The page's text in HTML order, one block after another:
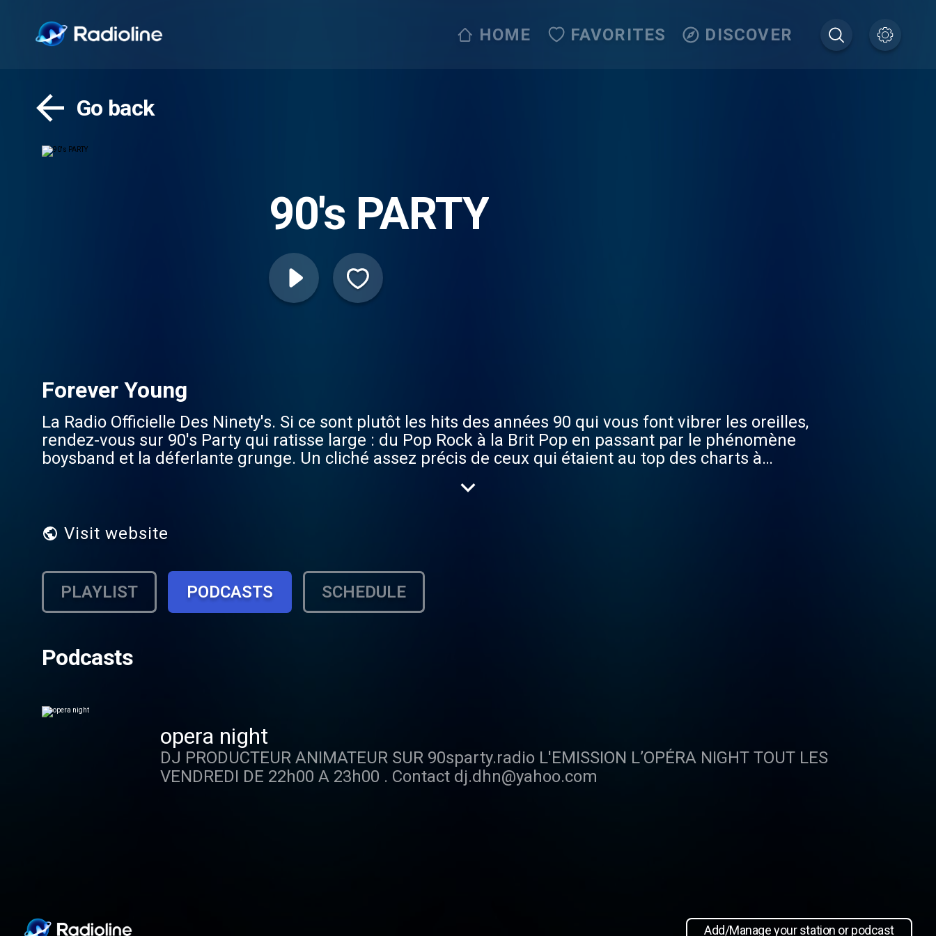
HOME FAVORITES DISCOVER
Go back
90's PARTY
Forever Young
La Radio Officielle Des Ninety's. Si ce sont plutôt les hits des années 90 qui vous font vibrer les oreilles,
rendez-vous sur 90's Party qui ratisse large : du Pop Rock à la Brit Pop en passant par le phénomène
boysband et la déferlante grunge. Un cliché assez précis de ceux qui étaient au top des charts à
Visit website
PLAYLIST PODCASTS SCHEDULE
Podcasts
opera night
DJ PRODUCTEUR ANIMATEUR SUR 90sparty.radio L'EMISSION L’OPÉRA NIGHT TOUT LES
VENDREDI DE 22h00 A 23h00 . Contact dj.dhn@yahoo.com
Add/Manage your station or podcast